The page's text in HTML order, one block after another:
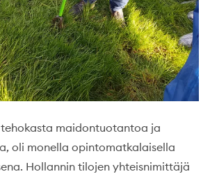
maidontuotantoa ja
oli monella opintomatkalaisella
Hollannin tilojen yhteisnimittäjä